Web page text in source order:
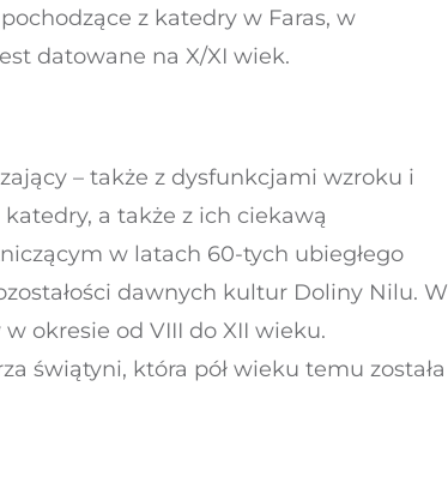
z katedry w Faras, w
datowane na X/XI wiek.
– także z dysfunkcjami wzroku i
a także z ich ciekawą
w latach 60-tych ubiegłego
dawnych kultur Doliny Nilu. W
okresie od VIII do XII wieku.
świątyni, która pół wieku temu została